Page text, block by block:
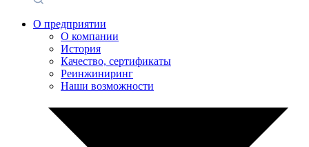
О предприятии
О компании
История
Качество, сертификаты
Реинжиниринг
Наши возможности